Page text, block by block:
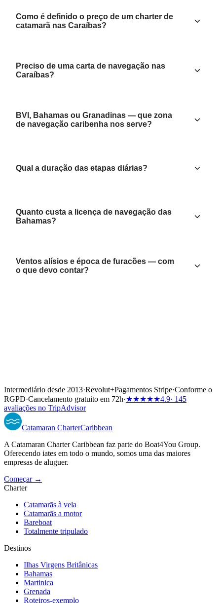
Como é definido o preço de um charter de
catamarã nas Caraíbas?
Preciso de uma carta de navegação nas
Caraíbas?
BVI, Bahamas ou Granadinas — que zona
de navegação caribenha nos serve?
Qual a duração das etapas diárias?
Quanto custa a licença de navegação das
Bahamas?
Ventos alísios e época de furacões — com
o que devo contar?
Intermediário desde 2013·Revolut+Pagamentos Stripe·Conforme o
RGPD·Cancelamento gratuito em 72h·★★★★★4.9· 145
avaliações no TripAdvisor
Catamaran CharterCaribbean
A Catamaran Charter Caribbean faz parte do Boat4You Group.
Oferecendo iates em todo o mundo, somos uma das maiores
empresas de aluguer.
Começar →
Charter
Catamarãs à vela
Catamarãs a motor
Bareboat
Totalmente tripulado
Destinos
Ilhas Virgens Britânicas
Bahamas
Martinica
Grenada
Roteiros-exemplo